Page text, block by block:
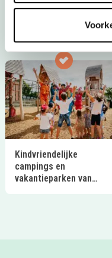
Bekijk Huttopia de
Kindvriendelijke
campings en
vakantieparken van